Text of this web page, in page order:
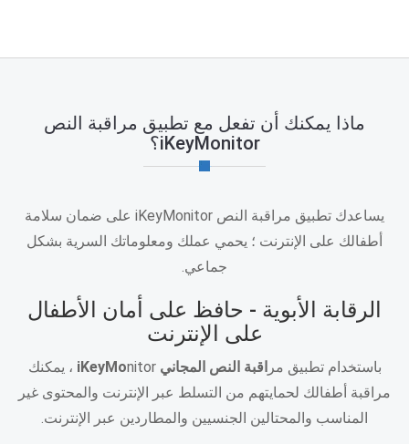
ماذا يمكنك أن تفعل مع تطبيق مراقبة النص
iKeyMonitor؟
يساعدك تطبيق مراقبة النص iKeyMonitor على ضمان سلامة
أطفالك على الإنترنت ؛ يحمي عملك ومعلوماتك السرية بشكل
جماعي.
الرقابة الأبوية - حافظ على أمان الأطفال
على الإنترنت
باستخدام تطبيق مر اقبة النص المجاني iKeyMo
nitor ، يمكنك
مراقبة أطفالك لحمايتهم من التسلط عبر الإنترنت والمحتوى غير
المناسب والمحتالين الجنسيين والمطاردين عبر الإنترنت.